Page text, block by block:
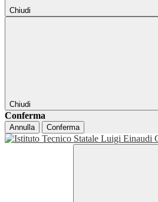
Chiudi
Chiudi
Conferma
Annulla Conferma